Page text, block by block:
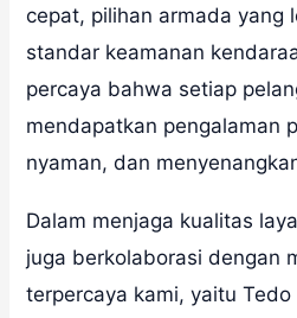
cepat, pilihan armada yang
standar keamanan
percaya bahwa setiap
mendapatkan pengalaman
nyaman, dan
Dalam menjaga kualitas
juga berkolaborasi dengan
terpercaya kami, yaituTedo